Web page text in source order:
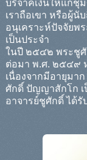
บริจาคเงินให้แก่ชุ
เราถือเขา หรือผู้นั
อนุเคราะห์ปัจจัยพ
เป็นประจำ
ในปี ๒๕๔๒ พระชู
ต่อมา พ.ศ. ๒๕๔๙
เนื่องจากมีอายุมา
ศักดิ์ ปัญญาสักโก เ
อาจารย์ชูศักดิ์ ได้รั